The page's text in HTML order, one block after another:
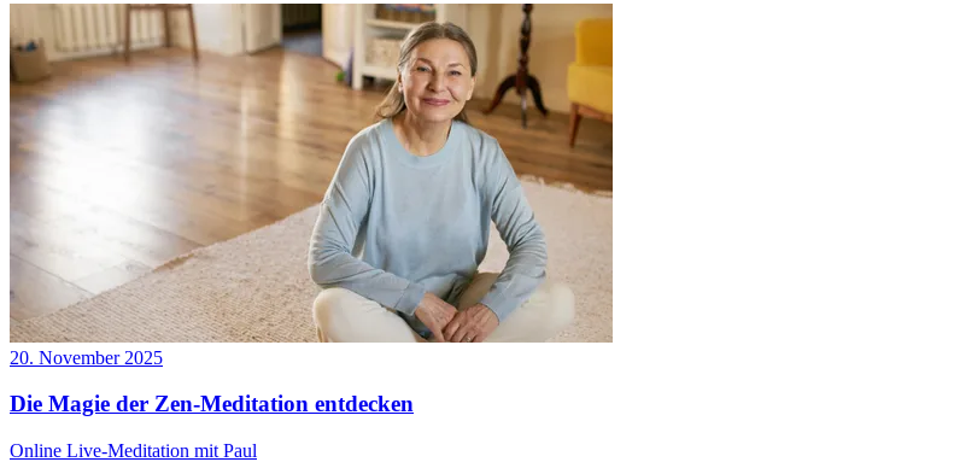
20. November 2025
Die Magie der Zen-Meditation entdecken
Online Live-Meditation mit Paul